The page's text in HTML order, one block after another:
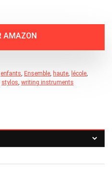
enfants Ensemble haute lécole
stylos writing instruments